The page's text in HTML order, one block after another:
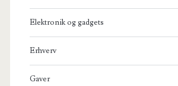
Elektronik og gadgets
Erhverv
Gaver